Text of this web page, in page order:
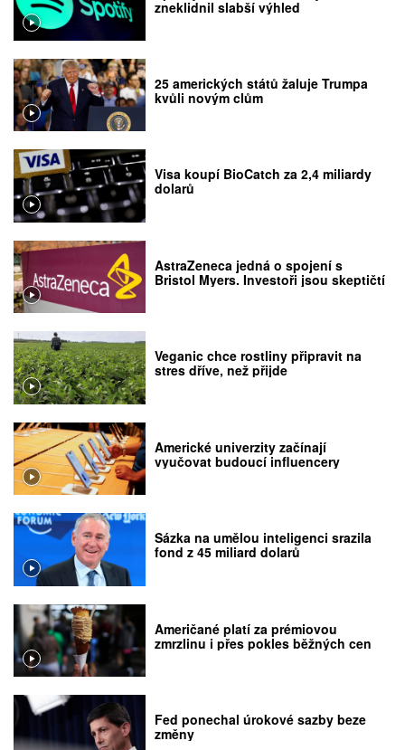
zneklidnil slabší výhled
25 amerických států žaluje Trumpa
kvůli novým clům
Visa koupí BioCatch za 2,4 miliardy
dolarů
AstraZeneca jedná o spojení s
Bristol Myers. Investoři jsou skeptičtí
Veganic chce rostliny připravit na
stres dříve, než přijde
Americké univerzity začínají
vyučovat budoucí influencery
Sázka na umělou inteligenci srazila
fond z 45 miliard dolarů
Američané platí za prémiovou
zmrzlinu i přes pokles běžných cen
Fed ponechal úrokové sazby beze
změny